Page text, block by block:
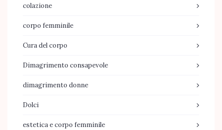
colazione
corpo femminile
Cura del corpo
Dimagrimento consapevole
dimagrimento donne
Dolci
estetica e corpo femminile